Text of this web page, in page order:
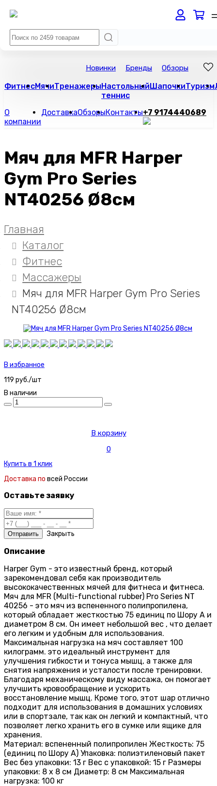
Новинки Бренды Обзоры
ФитнесМячиТренажерыНастольный
теннис
ШапочкиТуризм
О
компании
ДоставкаОбзорыКонтакты+7 9174440689
Мяч для MFR Harper
Gym Pro Series
NT40256 Ø8см
Главная
Каталог
Фитнес
Массажеры
Мяч для MFR Harper Gym Pro Series
NT40256 Ø8см
В избранное
119 руб./шт
В наличии
В корзину
0
Купить в 1 клик
Доставка по всей России
Оставьте заявку
Закрыть
Описание
Harper Gym - это известный бренд, который
зарекомендовал себя как производитель
высококачественных мячей для фитнеса и фитнеса.
Мяч для MFR (Multi-functional rubber) Pro Series NT
40256 - это мяч из вспененного полипропилена,
который обладает жесткостью 75 единиц по Шору А и
диаметром 8 см. Он имеет небольшой вес , что делает
его легким и удобным для использования.
Максимальная нагрузка на мяч составляет 100
килограмм. это идеальный инструмент для
улучшения гибкости и тонуса мышц, а также для
снятия напряжения и усталости после тренировки.
Благодаря механическому виду массажа, он помогает
улучшить кровообращение и ускорить
восстановление мышц. Кроме того, этот шар отлично
подходит для использования в домашних условиях
или в спортзале, так как он легкий и компактный, что
позволяет легко хранить его в сумке или ящике для
хранения.
Материал: вспененный полипропилен Жесткость: 75
(единиц по Шору А) Упаковка: полиэтиленовый пакет
Вес без упаковки: 13 г Вес с упаковкой: 15 г Размеры
упаковки: 8 х 8 см Диаметр: 8 см Максимальная
нагрузка: 100 кг